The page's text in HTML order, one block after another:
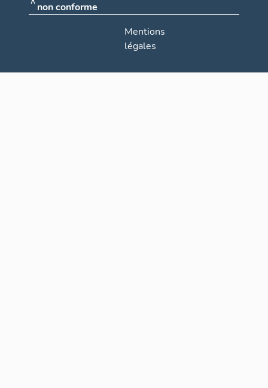
non conforme
Mentions
légales